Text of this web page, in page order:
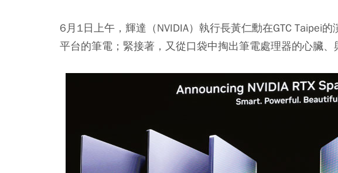
6月1日上午，輝達（NVIDIA）執行長黃仁勳在GTC Taipei
平台的筆電；緊接著，又從口袋中掏出筆電處理器的心臟、